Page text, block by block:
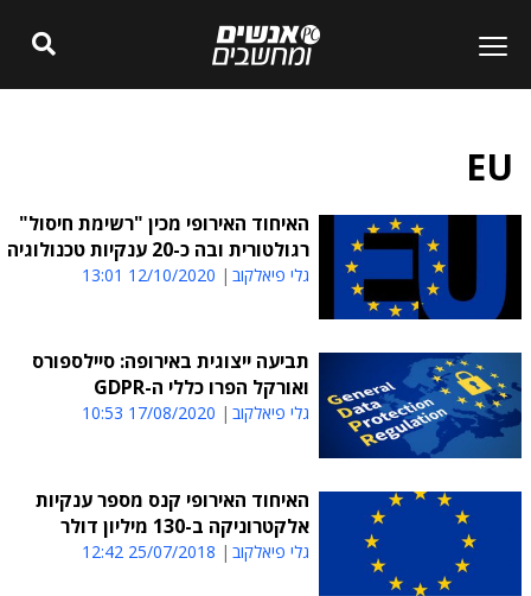
EU
האיחוד האירופי מכין "רשימת חיסול"
רגולטורית ובה כ-20 ענקיות טכנולוגיה
גלי פיאלקוב 12/10/2020 13:01
תביעה ייצוגית באירופה: סיילספורס
ואורקל הפרו כללי ה-GDPR
גלי פיאלקוב 17/08/2020 10:53
האיחוד האירופי קנס מספר ענקיות
אלקטרוניקה ב-130 מיליון דולר
גלי פיאלקוב 25/07/2018 12:42